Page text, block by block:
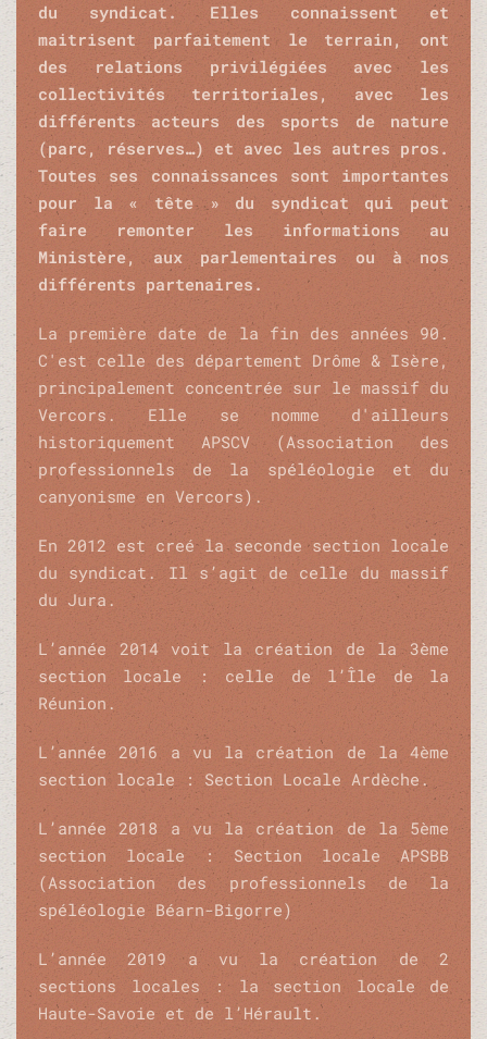
du syndicat. Elles connaissent et
maitrisent parfaitement le terrain, ont
des relations privilégiées avec les
collectivités territoriales, avec les
différents acteurs des sports de nature
(parc, réserves…) et avec les autres pros.
Toutes ses connaissances sont importantes
pour la « tête » du syndicat qui peut
faire remonter les informations au
Ministère, aux parlementaires ou à nos
différents partenaires.
La première date de la fin des années 90.
C'est celle des département Drôme & Isère,
principalement concentrée sur le massif du
Vercors. Elle se nomme d'ailleurs
historiquement APSCV (Association des
professionnels de la spéléologie et du
canyonisme en Vercors).
En 2012 est creé la seconde section locale
du syndicat. Il s’agit de celle du massif
du Jura.
L’année 2014 voit la création de la 3ème
section locale : celle de l’Île de la
Réunion.
L’année 2016 a vu la création de la 4ème
section locale : Section Locale Ardèche.
L’année 2018 a vu la création de la 5ème
section locale : Section locale APSBB
(Association des professionnels de la
spéléologie Béarn-Bigorre)
L’année 2019 a vu la création de 2
sections locales : la section locale de
Haute-Savoie et de l’Hérault.